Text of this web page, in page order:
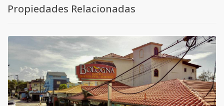
Propiedades Relacionadas